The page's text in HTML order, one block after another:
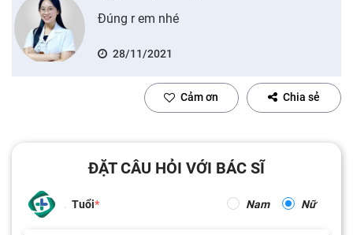
Đúng r em nhé
28/11/2021
Cảm ơn Chia sẻ
ĐẶT CÂU HỎI VỚI BÁC SĨ
Tuổi Nam Nữ